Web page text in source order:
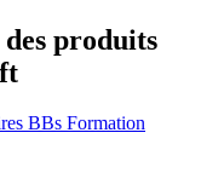
produits
BBs Formation